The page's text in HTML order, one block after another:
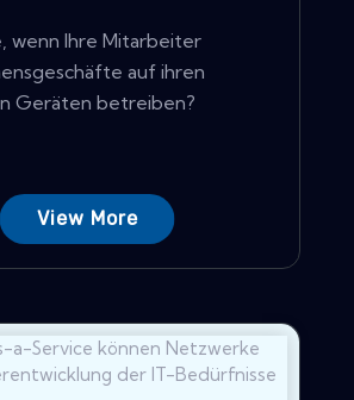
wenn Ihre Mitarbeiter
auf ihren
Geräten betreiben?
View More